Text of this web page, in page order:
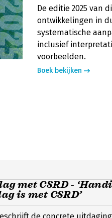
De editie 2025 van
ontwikkelingen in
systematische
inclusief
voorbeelden.
Boek bekijken
met CSRD -
is met CSRD’